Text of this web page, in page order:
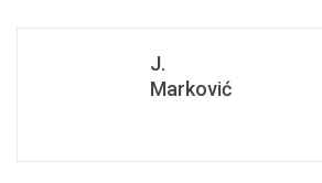
J.
Marković